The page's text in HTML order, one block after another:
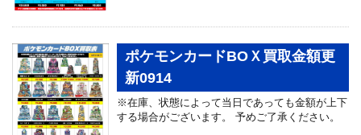
ポケモンカードBOＸ買取金額更
新0914
※在庫、状態によって当日であっても金額が上下
する場合がございます。 予めご了承ください。